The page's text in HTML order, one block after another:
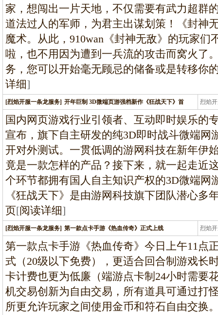
家，想闯出一片天地，不仅需要有武力超群
道法过人的军师，为君主出谋划策！《封神
魔术。从此，910wan《封神无敌》的玩家们
啦，也不用因为遭到一兵流的攻击而窝火了
务，您可以开始毫无顾忌的储备或是转移你
详细]
[烈焰开服一条龙服务] 开年巨制 3D微端页游强档新作《狂战天下》首 烈焰
龙
国内网页游戏行业引领者、互动即时娱乐的
宣布，旗下自主研发的纯3D即时战斗微端网
开对外测试。一贯低调的游网科技在新年伊
竟是一款怎样的产品？接下来，就一起走近
个环节都拥有国人自主知识产权的3D微端网
《狂战天下》是由游网科技旗下团队潜心多
页[阅读详细]
[烈焰开服一条龙服务] 第一款点卡手游《热血传奇》正式上线 烈焰
龙
第一款点卡手游《热血传奇》今日上午11点
式（20级以下免费），更适合回合制游戏长
卡计费也更为低廉（端游点卡制24小时需要
机交易创新为自由交易，所有道具可通过打
所更允许玩家之间使用金币和符石自由交换